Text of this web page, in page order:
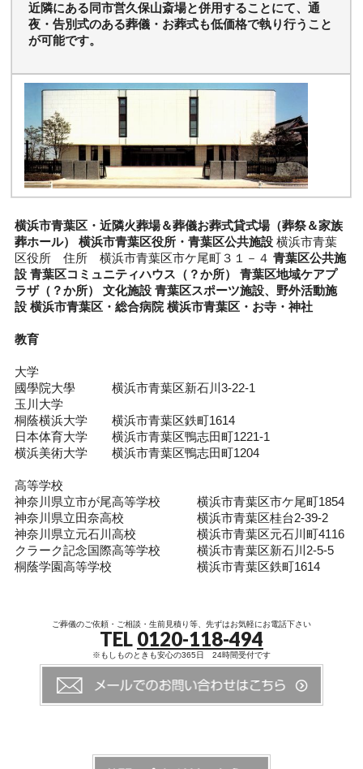
近隣にある同市営久保山斎場と併用することにて、通
夜・告別式のある葬儀・お葬式も低価格で執り行うこと
が可能です。
横浜市青葉区・近隣火葬場＆葬儀お葬式貸式場（葬祭＆家族
葬ホール）
横浜市青葉区役所・青葉区公共施設 横浜市青葉
区役所 住所 横浜市青葉区市ケ尾町３１－４青葉区公共施
設 青葉区コミュニティハウス（？か所）
青葉区地域ケアプ
ラザ（？か所）
文化施設 青葉区スポーツ施設、野外活動施
設 横浜市青葉区・総合病院 横浜市青葉区・お寺・神社
教育
大学
國學院大學 横浜市青葉区新石川3-22-1
玉川大学
桐蔭横浜大学 横浜市青葉区鉄町1614
日本体育大学 横浜市青葉区鴨志田町1221-1
横浜美術大学 横浜市青葉区鴨志田町1204
高等学校
神奈川県立市が尾高等学校 横浜市青葉区市ケ尾町1854
神奈川県立田奈高校 横浜市青葉区桂台2-39-2
神奈川県立元石川高校 横浜市青葉区元石川町4116
クラーク記念国際高等学校 横浜市青葉区新石川2-5-5
桐蔭学園高等学校 横浜市青葉区鉄町1614
ご葬儀のご依頼・ご相談・生前見積り等、先ずはお気軽にお電話下さい
TEL 0120-118-494
※もしものときも安心の365日 24時間受付です